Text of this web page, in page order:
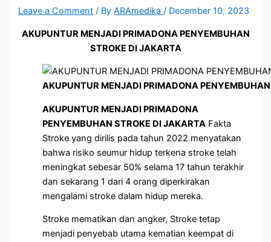
Leave a Comment / ByARAmedika/ December 10, 2023
AKUPUNTUR MENJADI PRIMADONA PENYEMBUHAN
STROKE DI JAKARTA
AKUPUNTUR MENJADI PRIMADONA
AKUPUNTUR MENJADI PRIMADONA
PENYEMBUHAN STROKE DI JAKARTA Fakta
Stroke yang dirilis pada tahun 2022 menyatakan
bahwa risiko seumur hidup terkena stroke telah
meningkat sebesar 50% selama 17 tahun terakhir
dan sekarang 1 dari 4 orang diperkirakan
mengalami stroke dalam hidup mereka.
Stroke mematikan dan angker, Stroke tetap
menjadi penyebab utama kematian keempat di